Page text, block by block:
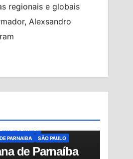
regionais e globais
Alexsandro
RED BULL BRAGANTINO
PARNAIBA
SÃO PAULO
de Parnaíba